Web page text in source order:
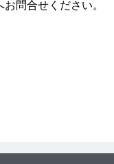
問合せください。